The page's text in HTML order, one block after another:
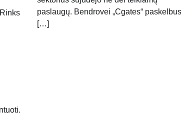
paslaugų. Bendrovei „Cgates“ paskelbus
[…]